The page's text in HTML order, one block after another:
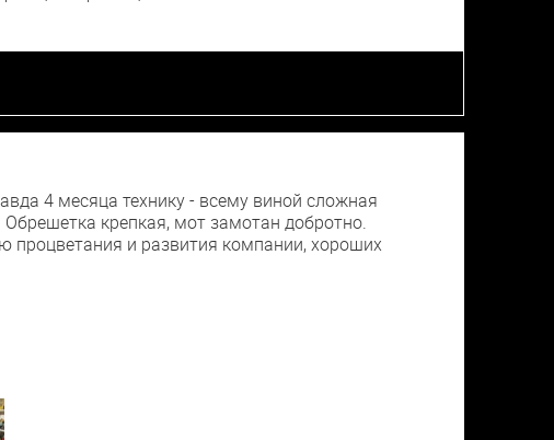
4 месяца технику - всему виной сложная
крепкая, мот замотан добротно.
процветания и развития компании, хороших